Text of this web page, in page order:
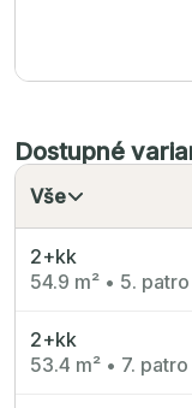
Dostupné
Vše
2+kk
54.9 m² • 5. patro
2+kk
53.4 m² • 7. patro